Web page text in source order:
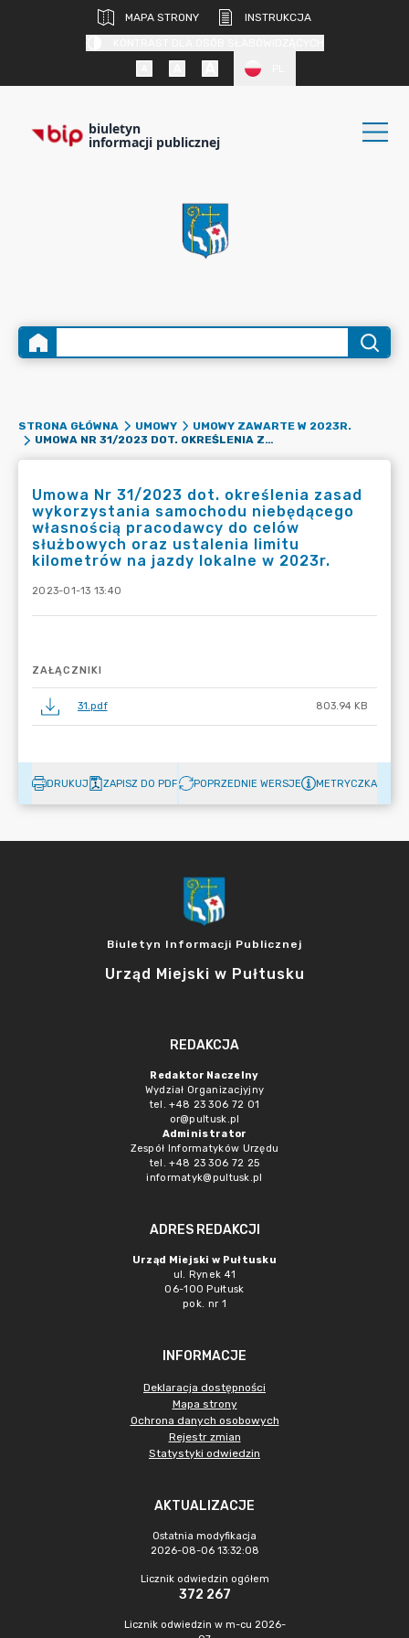
MAPA STRONY
INSTRUKCJA
biuletyn
informacji publicznej
STRONA GŁÓWNA UMOWY
UMOWY ZAWARTE W 2023R.
UMOWA NR 31/2023 DOT. OKREŚLENIA ZASAD WYKORZYSTANIA SAMOCHODU NIEBĘDĄCEGO WŁASNOŚCIĄ PRACODAWCY DO CELÓW SŁUŻBOWYCH ORAZ USTALENIA LIMITU KILOMETRÓW NA JAZDY LOKALNE W 2023R.
Umowa Nr 31/2023 dot. określenia zasad
wykorzystania samochodu niebędącego
własnością pracodawcy do celów
służbowych oraz ustalenia limitu
kilometrów na jazdy lokalne w 2023r.
2023-01-13 13:40
ZAŁĄCZNIKI
31.pdf 803.94 KB
DRUKUJ ZAPISZ DO PDF POPRZEDNIE WERSJE METRYCZKA
Biuletyn Informacji Publicznej
Urząd Miejski w Pułtusku
REDAKCJA
Redaktor Naczelny
Wydział Organizacjyjny
tel. +48 23 306 72 01
or@pultusk.pl
Administrator
Zespół Informatyków Urzędu
tel. +48 23 306 72 25
informatyk@pultusk.pl
ADRES REDAKCJI
Urząd Miejski w Pułtusku
ul. Rynek 41
06-100 Pułtusk
pok. nr 1
INFORMACJE
Deklaracja dostępności
Mapa strony
Ochrona danych osobowych
Rejestr zmian
Statystyki odwiedzin
AKTUALIZACJE
Ostatnia modyfikacja
2026-08-06 13:32:08
Licznik odwiedzin ogółem
372 267
Licznik odwiedzin w m-cu 2026-